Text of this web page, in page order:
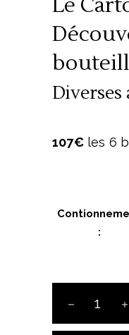
107€les 6
:
Carton
Découverte